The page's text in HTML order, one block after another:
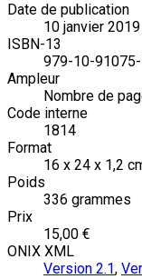
Date de publication
10 janvier 2019
ISBN-13
979-10-
Ampleur
Nombre de
Code interne
1814
Format
16 x 24 x 1,2
Poids
336 grammes
Prix
15,00 €
ONIX XML
Version 2.1,